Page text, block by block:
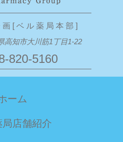
[ ベ ル 薬 局 本 部 ]
高知市大川筋1丁目1-22
820-5160
ーム
店舗紹介